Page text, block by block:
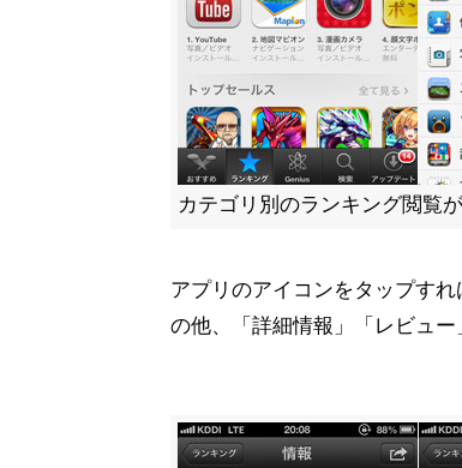
カテゴリ別のランキング閲覧
アプリのアイコンをタップす
の他、「詳細情報」「レビュ